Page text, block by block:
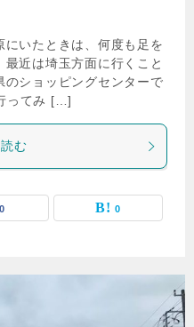
にいたときは、何度も足を
近は埼玉方面に行くこと
のショッピングセンターで
ってみ […]
む
0 0